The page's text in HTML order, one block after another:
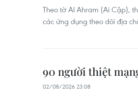
Theo tờ Al Ahram (Ai Cập),
các ứng dụng theo dõi địa
90 người thiệt
02/08/2026 23:08